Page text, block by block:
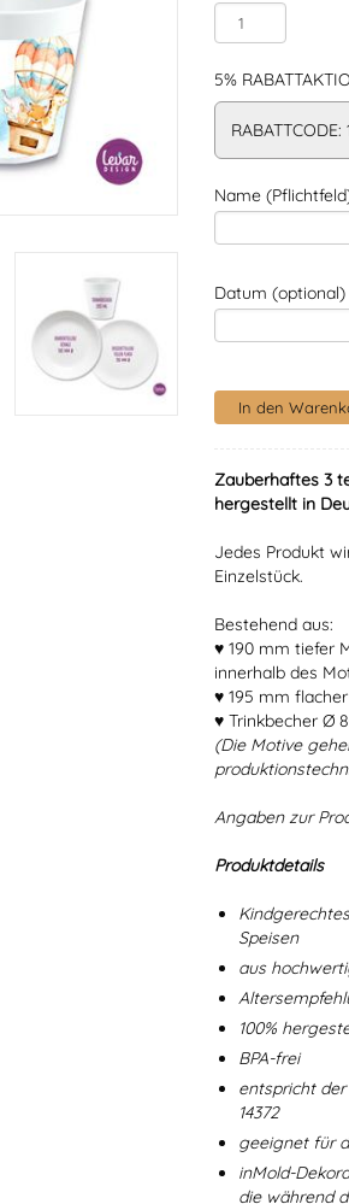
5%
RABATTCODE:
Name
Datum (optional)
Zauberhaftes 3
hergestellt in
Jedes Produkt
Einzelstück.
Bestehend aus:
♥ 190 mm tiefer
innerhalb des
♥ 195 mm
♥ Trinkbecher Ø
(Die Motive
Angaben zur
Produktdetails
Speisen
aus
100%
BPA-frei
entspricht der
14372
geeignet für
inMold-
die während